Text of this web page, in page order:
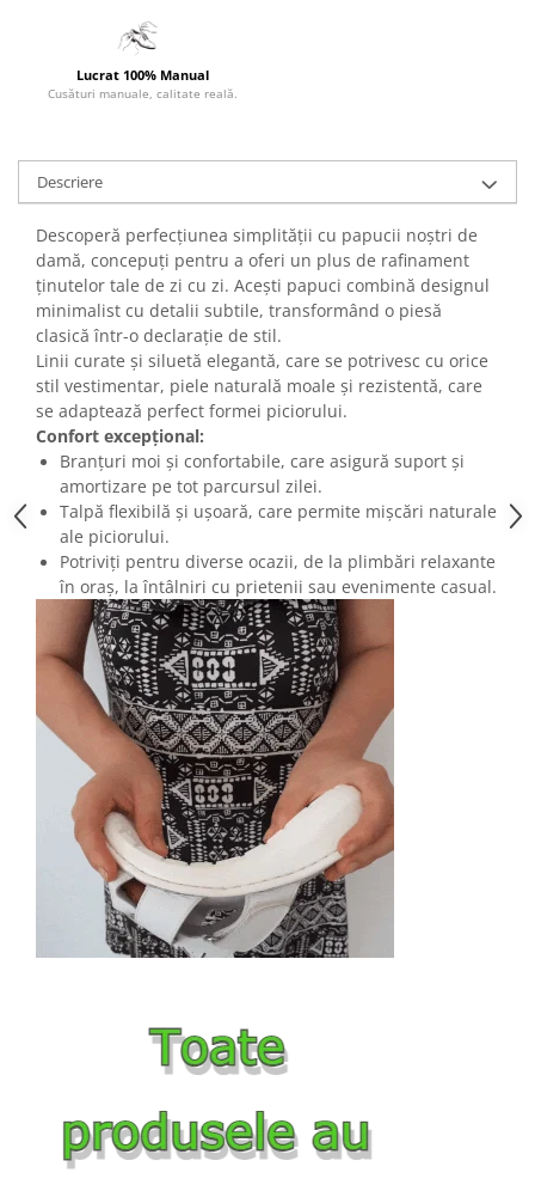
Lucrat 100% Manual
Cusături manuale, calitate reală.
Descriere
Descoperă perfecțiunea simplității cu papucii noștri de
damă, concepuți pentru a oferi un plus de rafinament
ținutelor tale de zi cu zi. Acești papuci combină designul
minimalist cu detalii subtile, transformând o piesă
clasică într-o declarație de stil.
Linii curate și siluetă elegantă, care se potrivesc cu orice
stil vestimentar, piele naturală moale și rezistentă, care
se adaptează perfect formei piciorului.
Confort excepțional:
Branțuri moi și confortabile, care asigură suport și
amortizare pe tot parcursul zilei.
Talpă flexibilă și ușoară, care permite mișcări naturale
ale piciorului.
Potriviți pentru diverse ocazii, de la plimbări relaxante
în oraș, la întâlniri cu prietenii sau evenimente casual.